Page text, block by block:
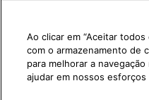
contrato de licença
meio de links no conteúdo
fornecidos na medida
da checagem da informação
qualquer direito dos autores
deste conteúdo de terceiros
Ao clicar em “Aceitar
com o armazenamento de
para melhorar a
ajudar em nossos